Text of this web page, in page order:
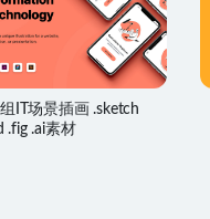
IT场景插画 .sketch
.fig .ai素材